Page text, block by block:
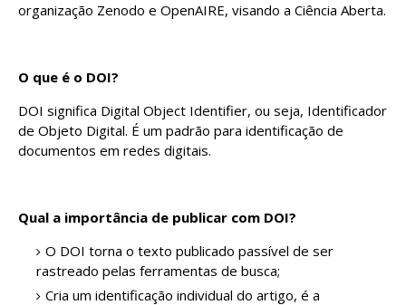
organização Zenodo e OpenAIRE, visando a Ciência Aberta.
O que é o DOI?
DOI significa Digital Object Identifier, ou seja, Identificador
de Objeto Digital. É um padrão para identificação de
documentos em redes digitais.
Qual a importância de publicar com DOI?
O DOI torna o texto publicado passível de ser
rastreado pelas ferramentas de busca;
Cria um identificação individual do artigo, é a